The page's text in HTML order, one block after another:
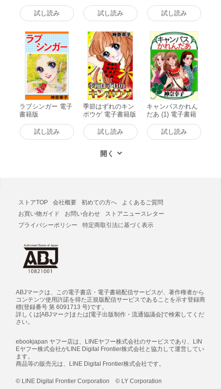
試し読み 試し読み 試し読み
ラブシンガー 電子
書籍版
試し読み
季節はずれのキン
ポウゲ 電子書籍版
試し読み
キャンパスかれん
だあ (1) 電子書籍
試し読み
ストアTOP 会社概要 初めての方へ
よくあるご質問
お買い物ガイド
お問い合わせ
ストアニュースレター
プライバシーポリシー
特定商取引法に基づく表示
ABJマークは、この電子書店・電子書籍配信サービスが、著作権者から
コンテンツ使用許諾を得た正規版配信サービスであることを示す登録商
標(登録番号 第 6091713 号)です。
詳しくは[ABJマーク]または[電子出版制作・流通協議会]で検索してくだ
さい。
ebookjapan ヤフー店は、LINEヤフー株式会社のサービスであり、LIN
Eヤフー株式会社がLINE Digital Frontier株式会社と協力して運営してい
ます。
商品等の販売元は、LINE Digital Frontier株式会社です。
© LINE Digital Frontier Corporation © LY Corporation